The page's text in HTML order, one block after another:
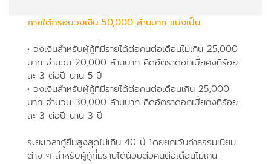
ภายใต้กรอบวงเงิน 50,000 ล้านบาท แบ่งเป็น
• วงเงินสำหรับผู้กู้ที่มีรายได้ต่อคนต่อเดือนไม่เกิน 25,000
บาท จำนวน 20,000 ล้านบาท คิดอัตราดอกเบี้ยคงที่ร้อย
ละ 3 ต่อปี นาน 5 ปี
• วงเงินสำหรับผู้กู้ที่มีรายได้ต่อคนต่อเดือนเกิน 25,000
บาท จำนวน 30,000 ล้านบาท คิดอัตราดอกเบี้ยคงที่ร้อย
ละ 3 ต่อปี นาน 3 ปี
ระยะเวลากู้ยืมสูงสุดไม่เกิน 40 ปี โดยยกเว้นค่าธรรมเนียม
ต่าง ๆ สำหรับผู้กู้ที่มีรายได้น้อยต่อคนต่อเดือนไม่เกิน